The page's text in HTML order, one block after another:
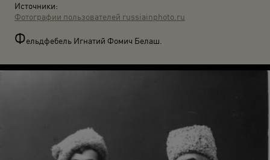
Источники:
Фотографии пользователей russiainphoto.ru
Фельдфебель Игнатий Фомич Белаш.